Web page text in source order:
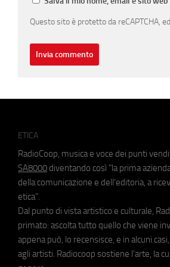
Questo sito è protetto da reCAPTCHA,
ETICA
RadioCoop, musica e voce dei punti
SA8000 diventando così "la prima
della comunicazione e dell'editoria, a
etica".
Dal punto di vista artistico e culturale,
primato: ascolta tutto quello che viene
appena può, lo recensisce, e in alcuni
agli artisti. Radiocoop sostiene l'arte, la